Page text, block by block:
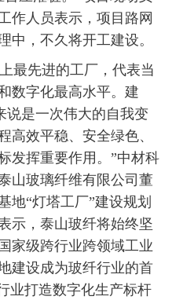
作人员表示，项目路网
中，不久将开工建设。
最先进的工厂，代表当
数字化最高水平。建
说是一次伟大的自我变
高效平稳、安全绿色、
发挥重要作用。”中材科
山玻璃纤维有限公司董
地“灯塔工厂”建设规划
示，泰山玻纤将始终坚
家级跨行业跨领域工业
建设成为玻纤行业的首
业打造数字化生产标杆